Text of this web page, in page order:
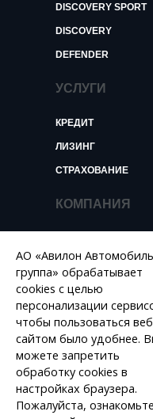
DISCOVERY SPORT
DISCOVERY
DEFENDER
УСЛУГИ
КРЕДИТ
ЛИЗИНГ
СТРАХОВАНИЕ
КОМПАНИЯ
НОВОСТИ И
КОНТАКТЫ
ВАКАНСИИ
АО «Авилон
группа» обрабатывает
cookies с целью
персонализации
чтобы пользоваться
сайтом было удобнее.
можете запретить
обработку сookies в
настройках браузера.
Пожалуйста,